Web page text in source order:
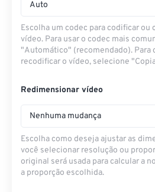
Auto
Escolha um codec para codificar ou
vídeo. Para usar o codec mais
"Automático" (recomendado). Para
recodificar o vídeo, selecione
Redimensionar vídeo
Nenhuma mudança
Escolha como deseja ajustar as
você selecionar resolução ou
original será usada para calcular a
a proporção escolhida.